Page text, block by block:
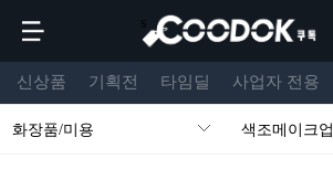
s
신상품 기획전 타임딜 사업자 전용
화장품/미용 색조메이크업